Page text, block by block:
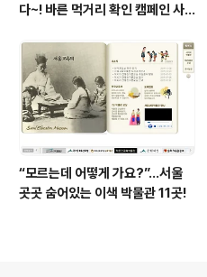
다~! 바른 먹거리 확인 캠페인 사
“모르는데 어떻게 가요?”...서울
곳곳 숨어있는 이색 박물관 11곳!